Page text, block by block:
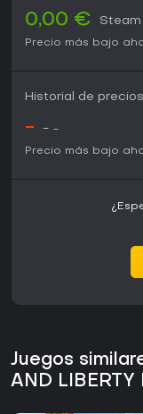
0,00 € Steam
Precio más bajo
Historial de
- - -
Precio más bajo
Juegos
AND LIBERTY